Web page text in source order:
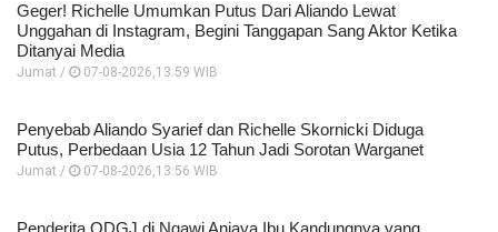
Geger! Richelle Umumkan Putus Dari Aliando Lewat
Unggahan di Instagram, Begini Tanggapan Sang Aktor Ketika
Ditanyai Media
Jumat / 07-08-2026,13:59 WIB
Penyebab Aliando Syarief dan Richelle Skornicki Diduga
Putus, Perbedaan Usia 12 Tahun Jadi Sorotan Warganet
Jumat / 07-08-2026,13:56 WIB